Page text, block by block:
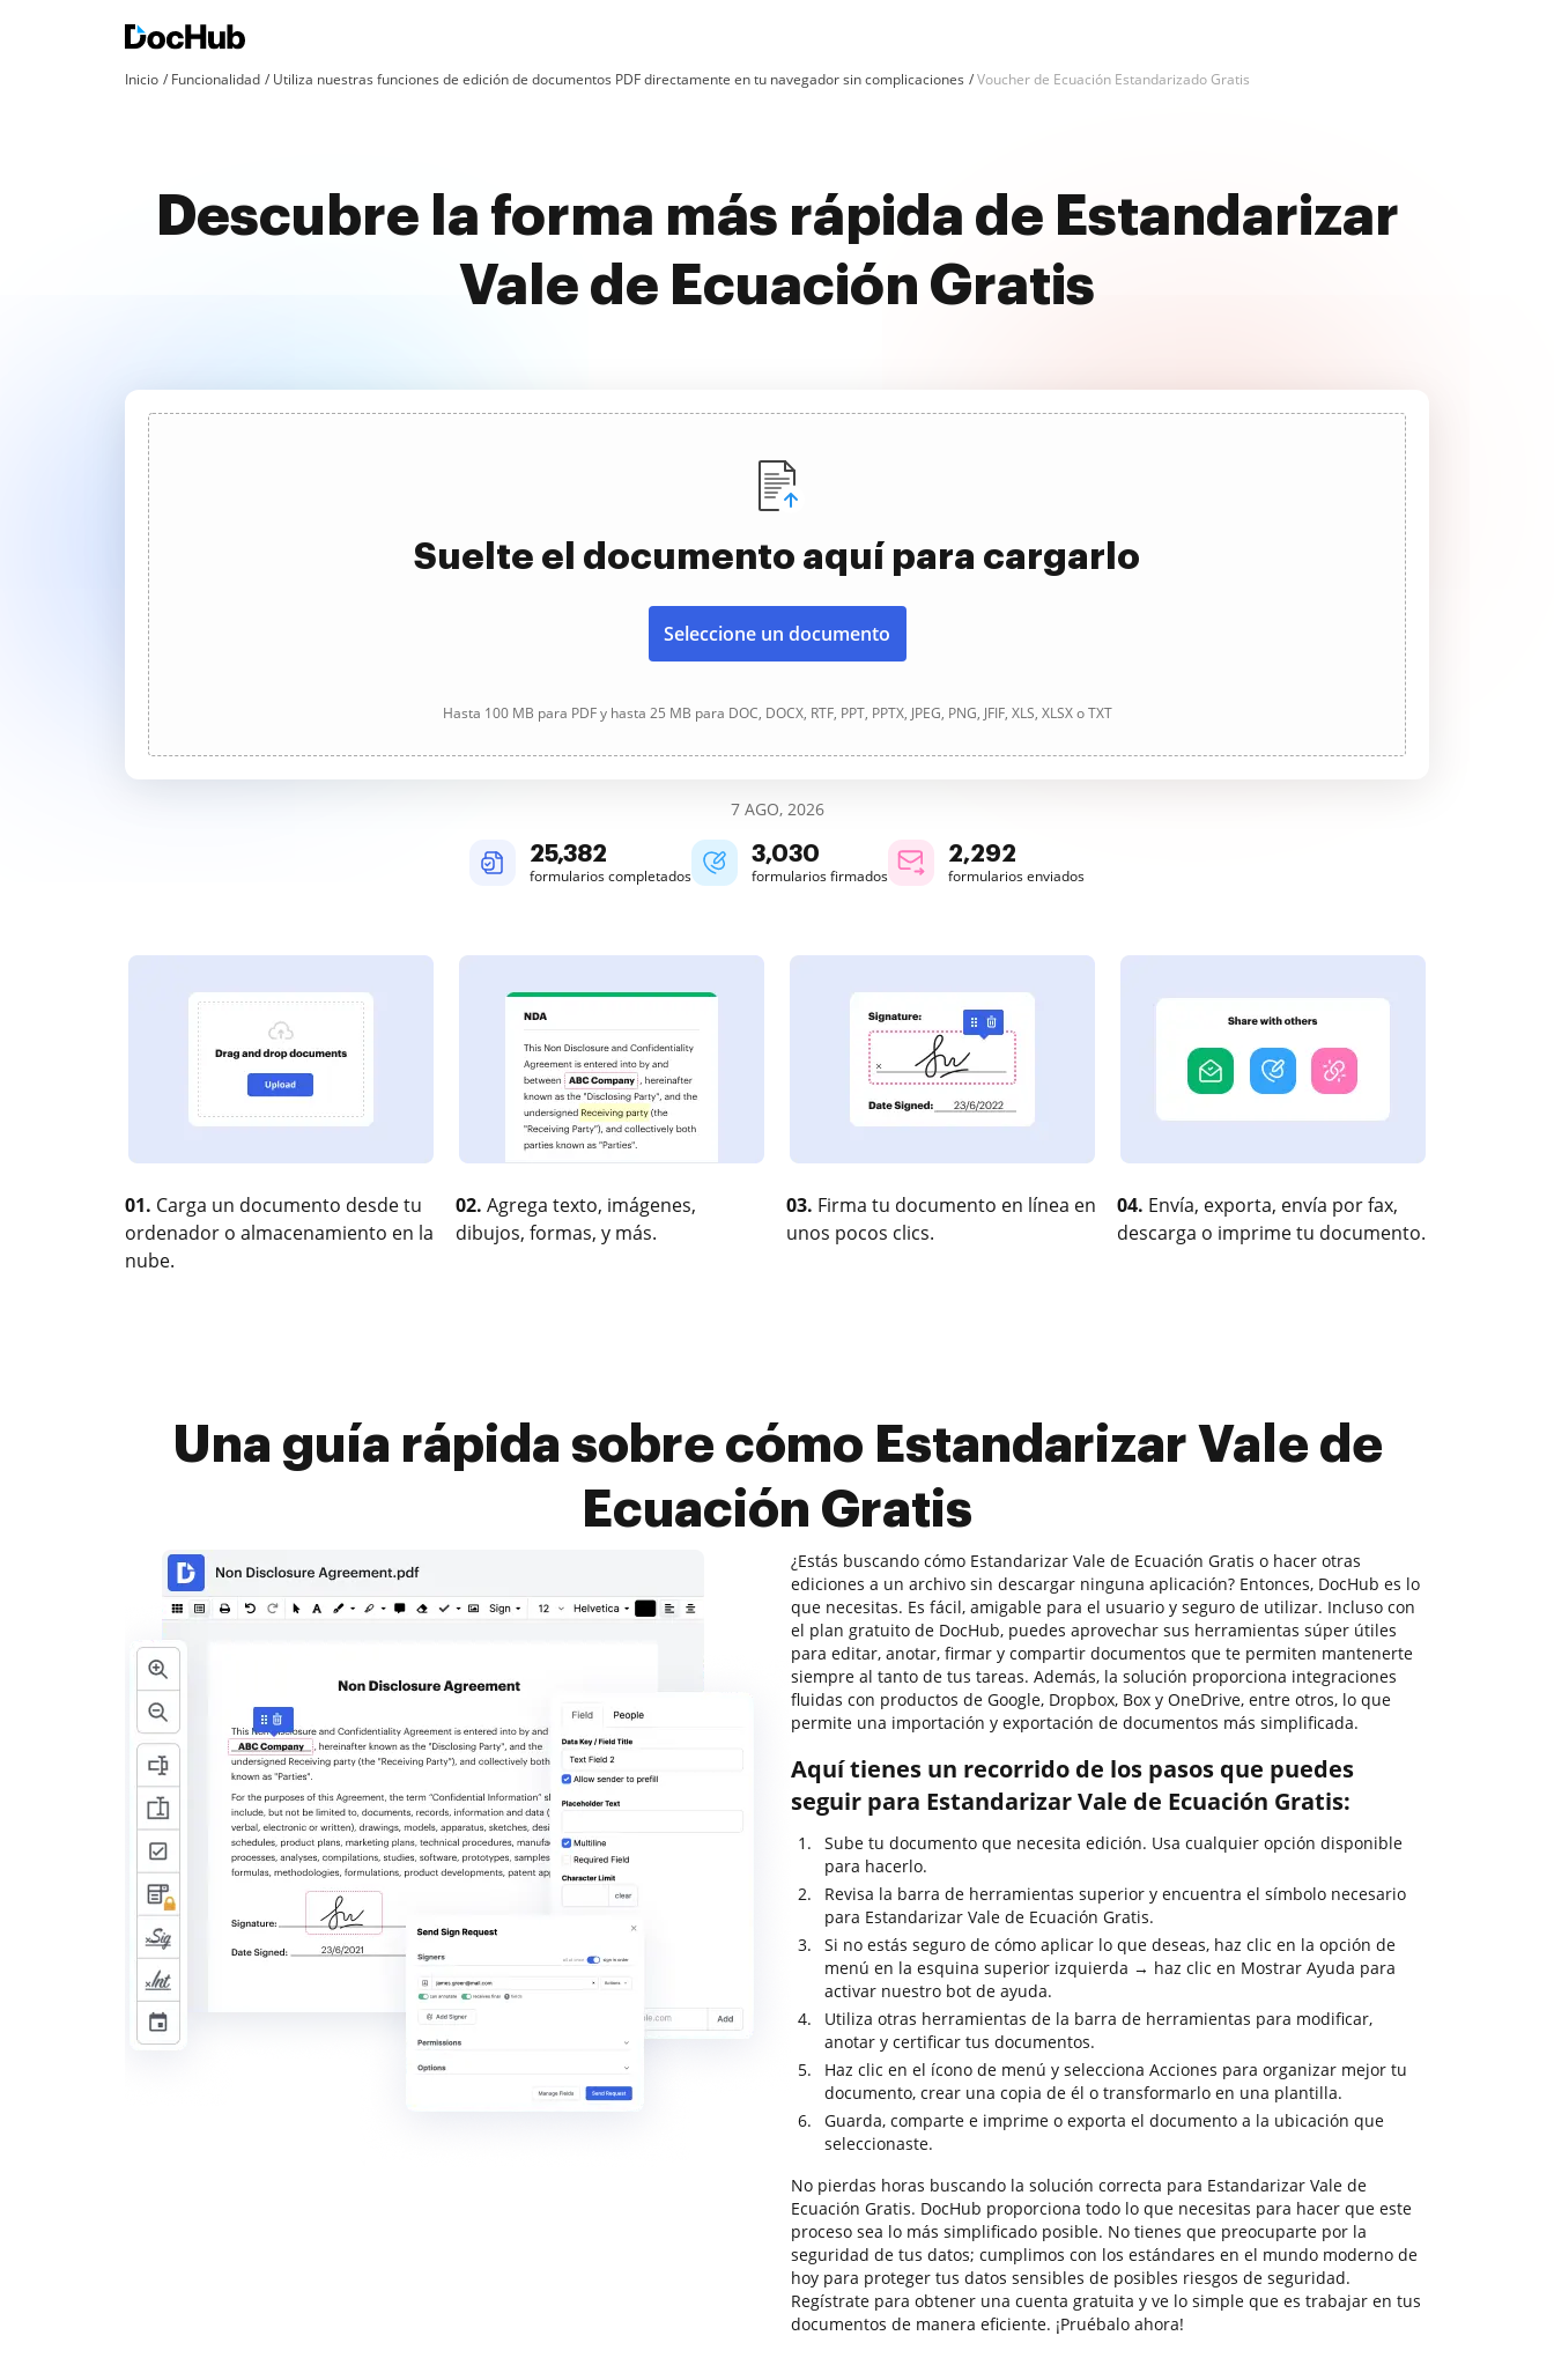
Inicio Funcionalidad Utiliza nuestras funciones de edición de documentos PDF directamente en tu navegador sin complicaciones Voucher de Ecuación Estandarizado Gratis
Descubre la forma más rápida de Estandarizar
Vale de Ecuación Gratis
Suelte el documento aquí para cargarlo
Seleccione un documento
Hasta 100 MB para PDF y hasta 25 MB para DOC, DOCX, RTF, PPT, PPTX, JPEG, PNG, JFIF, XLS, XLSX o TXT
7 AGO, 2026
25,384
formularios completados
3,030
formularios firmados
2,292
formularios enviados
01. Carga un documento desde tu
ordenador o almacenamiento en la
nube.
02. Agrega texto, imágenes,
dibujos, formas, y más.
03. Firma tu documento en línea en
unos pocos clics.
04. Envía, exporta, envía por fax,
descarga o imprime tu documento.
Una guía rápida sobre cómo Estandarizar Vale de
Ecuación Gratis
¿Estás buscando cómo Estandarizar Vale de Ecuación Gratis o hacer otras
ediciones a un archivo sin descargar ninguna aplicación? Entonces, DocHub es lo
que necesitas. Es fácil, amigable para el usuario y seguro de utilizar. Incluso con
el plan gratuito de DocHub, puedes aprovechar sus herramientas súper útiles
para editar, anotar, firmar y compartir documentos que te permiten mantenerte
siempre al tanto de tus tareas. Además, la solución proporciona integraciones
fluidas con productos de Google, Dropbox, Box y OneDrive, entre otros, lo que
permite una importación y exportación de documentos más simplificada.
Aquí tienes un recorrido de los pasos que puedes
seguir para Estandarizar Vale de Ecuación Gratis:
Sube tu documento que necesita edición. Usa cualquier opción disponible
para hacerlo.
Revisa la barra de herramientas superior y encuentra el símbolo necesario
para Estandarizar Vale de Ecuación Gratis.
Si no estás seguro de cómo aplicar lo que deseas, haz clic en la opción de
menú en la esquina superior izquierda → haz clic en Mostrar Ayuda para
activar nuestro bot de ayuda.
Utiliza otras herramientas de la barra de herramientas para modificar,
anotar y certificar tus documentos.
Haz clic en el ícono de menú y selecciona Acciones para organizar mejor tu
documento, crear una copia de él o transformarlo en una plantilla.
Guarda, comparte e imprime o exporta el documento a la ubicación que
seleccionaste.
No pierdas horas buscando la solución correcta para Estandarizar Vale de
Ecuación Gratis. DocHub proporciona todo lo que necesitas para hacer que este
proceso sea lo más simplificado posible. No tienes que preocuparte por la
seguridad de tus datos; cumplimos con los estándares en el mundo moderno de
hoy para proteger tus datos sensibles de posibles riesgos de seguridad.
Regístrate para obtener una cuenta gratuita y ve lo simple que es trabajar en tus
documentos de manera eficiente. ¡Pruébalo ahora!